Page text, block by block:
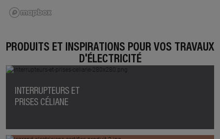
PRODUITS ET INSPIRATIONS POUR VOS TRAVAUX
D'ÉLECTRICITÉ
INTERRUPTEURS ET
PRISES CÉLIANE